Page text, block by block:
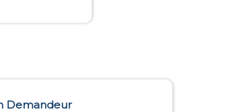
Demandeur